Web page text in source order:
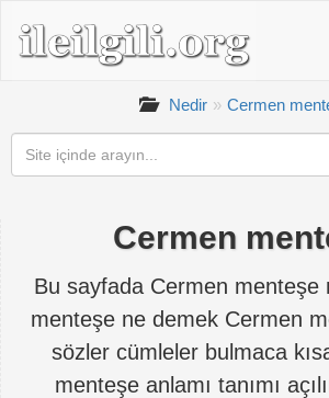
Nedir Cermen
Cermen
Bu sayfada Cermen menteşe
menteşe ne demek Cermen
sözler cümleler bulmaca
menteşe anlamı tanımı